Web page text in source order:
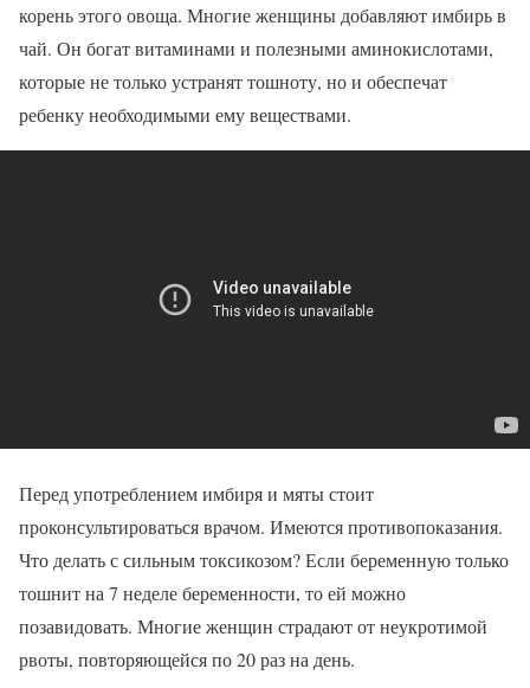
корень этого овоща. Многие женщины добавляют имбирь в
чай. Он богат витаминами и полезными аминокислотами,
которые не только устранят тошноту, но и обеспечат
ребенку необходимыми ему веществами.
Перед употреблением имбиря и мяты стоит
проконсультироваться врачом. Имеются противопоказания.
Что делать с сильным токсикозом? Если беременную только
тошнит на 7 неделе беременности, то ей можно
позавидовать. Многие женщин страдают от неукротимой
рвоты, повторяющейся по 20 раз на день.